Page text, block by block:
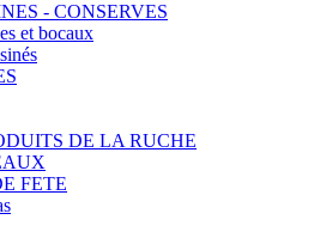
- CONSERVES
et bocaux
DE LA RUCHE
FETE